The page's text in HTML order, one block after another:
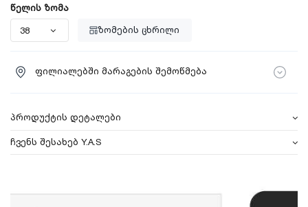
წელის ზომა
ზომების ცხრილი
ფილიალებში მარაგების შემოწმება
პროდუქტის დეტალები
ჩვენს შესახებ Y.A.S